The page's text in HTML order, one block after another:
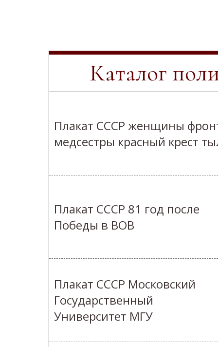
Каталог
Плакат СССР женщины
медсестры красный крест
Плакат СССР 81 год после
Победы в ВОВ
Плакат СССР Московский
Государственный
Университет МГУ